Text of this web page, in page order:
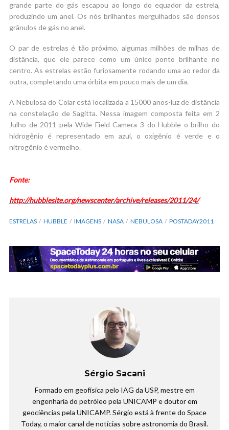
grande parte do gás escapou ao longo do equador da estrela,
produzindo um anel. Os nós brilhantes mergulhados são densos
grânulos de gás no anel.
O par de estrelas é tão próximo, algumas milhões de milhas de
distância, que ele parece como um único ponto brilhante no
centro. As estrelas estão furiosamente rodando uma ao redor da
outra, completando uma órbita em pouco mais de um dia.
A Nebulosa do Colar está localizada a 15000 anos-luz de distância
na constelação de Sagitta. Nessa imagem composta feita em 2
Julho de 2011 pela Wide Field Camera 3 do Hubble o brilho do
hidrogênio é representado em azul, o oxigênio é verde e o
nitrogênio é vermelho.
Fonte:
http://hubblesite.org/newscenter/archive/releases/2011/24/
ESTRELAS HUBBLE IMAGENS NASA NEBULOSA POSTADAY2011
Sérgio Sacani
Formado em geofísica pelo IAG da USP, mestre em
engenharia do petróleo pela UNICAMP e doutor em
geociências pela UNICAMP. Sérgio está à frente do Space
Today, o maior canal de notícias sobre astronomia do Brasil.